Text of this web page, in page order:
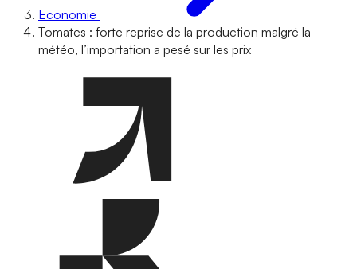
Economie
Tomates : forte reprise de la production malgré la
météo, l’importation a pesé sur les prix